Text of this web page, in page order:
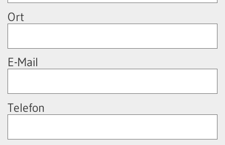
Ort
E-Mail
Telefon